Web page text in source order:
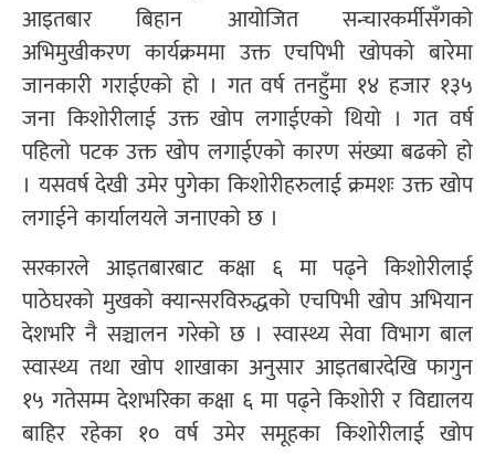
आइतबार बिहान आयोजित सन्चारकर्मीसँगको
अभिमुखीकरण कार्यक्रममा उक्त एचपिभी खोपको बारेमा
जानकारी गराईएको हो । गत वर्ष तनहुँमा १४ हजार १३५
जना किशोरीलाई उक्त खोप लगाईएको थियो । गत वर्ष
पहिलो पटक उक्त खोप लगाईएको कारण संख्या बढको हो
। यसवर्ष देखी उमेर पुगेका किशोरीहरुलाई क्रमशः उक्त खोप
लगाईने कार्यालयले जनाएको छ ।
सरकारले आइतबारबाट कक्षा ६ मा पढ्ने किशोरीलाई
पाठेघरको मुखको क्यान्सरविरुद्धको एचपिभी खोप अभियान
देशभरि नै सञ्चालन गरेको छ । स्वास्थ्य सेवा विभाग बाल
स्वास्थ्य तथा खोप शाखाका अनुसार आइतबारदेखि फागुन
१५ गतेसम्म देशभरिका कक्षा ६ मा पढ्ने किशोरी र विद्यालय
बाहिर रहेका १० वर्ष उमेर समूहका किशोरीलाई खोप